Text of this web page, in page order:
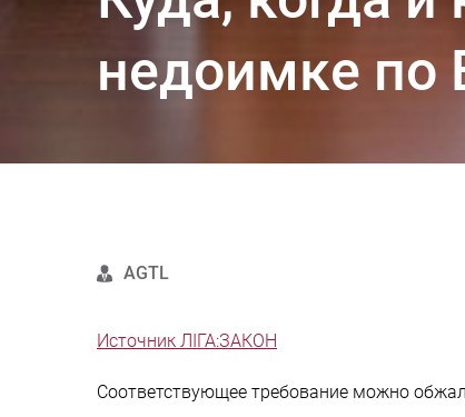
недоимке по
AGTL
Источник ЛІГА:ЗАКОН
Соответствующее требование можно